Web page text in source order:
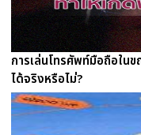
การเล่นโทรศัพท์มือถือใน
ได้จริงหรือไม่?